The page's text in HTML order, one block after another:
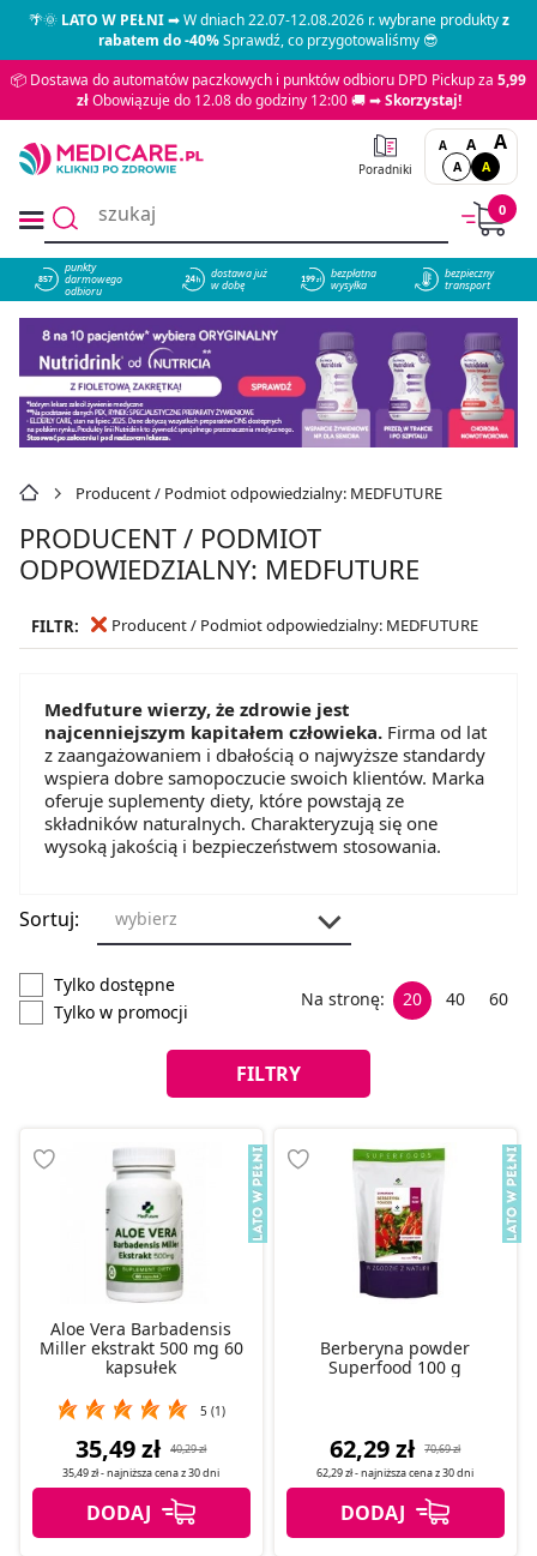
🌴🌞LATO W PEŁNI➡ W dniach 22.07-12.08.2026 r. wybrane produktyz
rabatem do -40%Sprawdź, co przygotowaliśmy 😎
📦 Dostawa do automatów paczkowych i punktów odbioru DPD Pickup za 5,99
złObowiązuje do 12.08 do godziny 12:00 🚚 ➡Skorzystaj!
Poradniki
A A A
A A
0
857
punkty
darmowego
odbioru
dostawa już
w dobę
bezpłatna
wysyłka
bezpieczny
transport
Producent / Podmiot odpowiedzialny: MEDFUTURE
PRODUCENT / PODMIOT
ODPOWIEDZIALNY: MEDFUTURE
FILTR: Producent / Podmiot odpowiedzialny: MEDFUTURE
Medfuture wierzy, że zdrowie jest
najcenniejszym kapitałem człowieka. Firma od lat
z zaangażowaniem i dbałością o najwyższe standardy
wspiera dobre samopoczucie swoich klientów. Marka
oferuje suplementy diety, które powstają ze
składników naturalnych. Charakteryzują się one
wysoką jakością i bezpieczeństwem stosowania.
Sortuj: wybierz
Tylko dostępne
Tylko w promocji
Na stronę: 20 40 60
FILTRY
Aloe Vera Barbadensis
Miller ekstrakt 500 mg 60
kapsułek
5 (1)
35,49 zł
40,29 zł
35,49 zł- najniższa cena z30 dni
Berberyna powder
Superfood 100 g
62,29 zł
70,69 zł
62,29 zł- najniższa cena z30 dni